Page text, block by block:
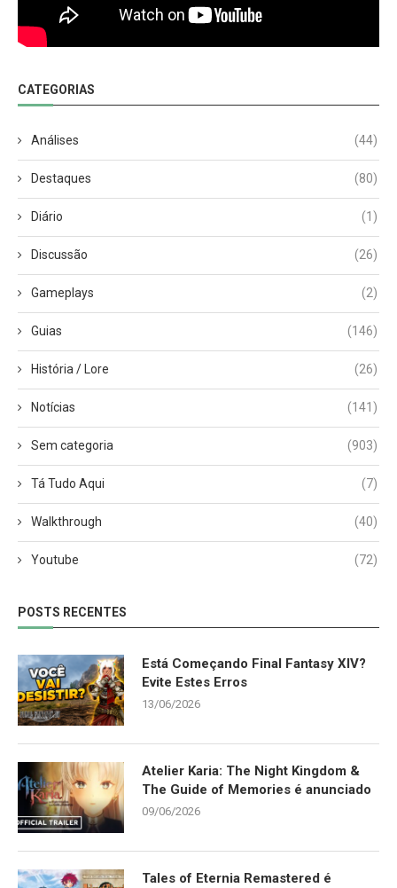
CATEGORIAS
Análises (44)
Destaques (80)
Diário (1)
Discussão (26)
Gameplays (2)
Guias (146)
História / Lore (26)
Notícias (141)
Sem categoria (903)
Tá Tudo Aqui (7)
Walkthrough (40)
Youtube (72)
POSTS RECENTES
Está Começando Final Fantasy XIV?
Evite Estes Erros
13/06/2026
Atelier Karia: The Night Kingdom &
The Guide of Memories é anunciado
09/06/2026
Tales of Eternia Remastered é